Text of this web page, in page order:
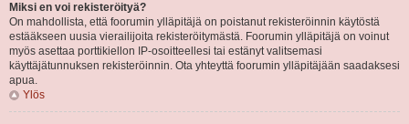
Miksi en voi rekisteröityä?
On mahdollista, että foorumin ylläpitäjä on poistanut rekisteröinnin käytöstä
estääkseen uusia vierailijoita rekisteröitymästä. Foorumin ylläpitäjä on voinut
myös asettaa porttikiellon IP-osoitteellesi tai estänyt valitsemasi
käyttäjätunnuksen rekisteröinnin. Ota yhteyttä foorumin ylläpitäjään saadaksesi
apua.
Ylös